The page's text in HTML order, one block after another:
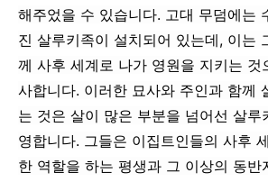
해주었을 수 있습니다. 고대 무덤에는
진 살루키족이 설치되어 있는데, 이는
께 사후 세계로 나가 영원을 지키는 것
사합니다. 이러한 묘사와 주인과 함께
는 것은 살이 많은 부분을 넘어선 살루
영합니다. 그들은 이집트인들의 사후
한 역할을 하는 평생과 그 이상의 동반